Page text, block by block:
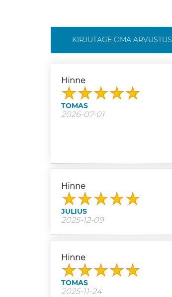
KIRJUTAGE OMA ARVUSTUS
Hinne
TOMAS
2026-07-01
Hinne
JULIUS
2025-12-09
Hinne
TOMAS
2025-11-24